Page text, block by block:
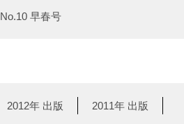
No.10 早春号
2012年 出版 2011年 出版